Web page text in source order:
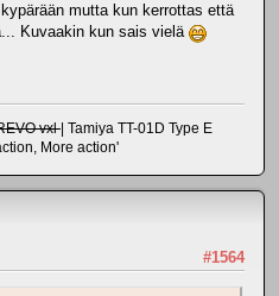
mutta kun kerrottas että
Kuvaakin kun sais vielä
vxl| Tamiya TT-01D Type E
More action'
#1564